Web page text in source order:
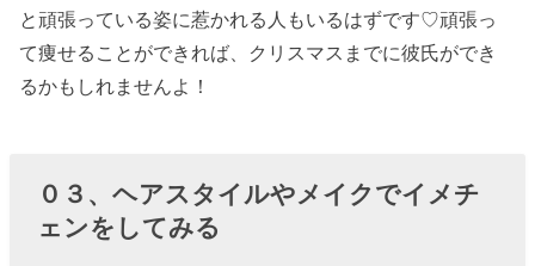
と頑張っている姿に惹かれる人もいるはずです♡頑張っ
て痩せることができれば、クリスマスまでに彼氏ができ
るかもしれませんよ！
０３、ヘアスタイルやメイクでイメチ
ェンをしてみる